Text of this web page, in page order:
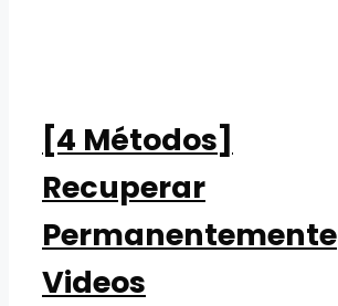
[4 Métodos]
Recuperar
Permanentemente
Videos